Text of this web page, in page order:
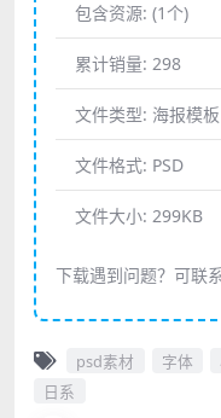
包含资源: (1个)
累计销量: 298
文件类型: 海报模板
文件格式: PSD
文件大小: 299KB
下载遇到问题？可联
psd素材 字体
日系